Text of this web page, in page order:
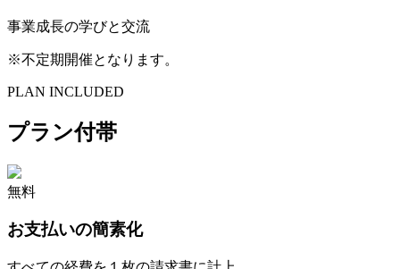
事業成長の学びと交流
※不定期開催となります。
PLAN INCLUDED
プラン付帯
無料
お支払いの簡素化